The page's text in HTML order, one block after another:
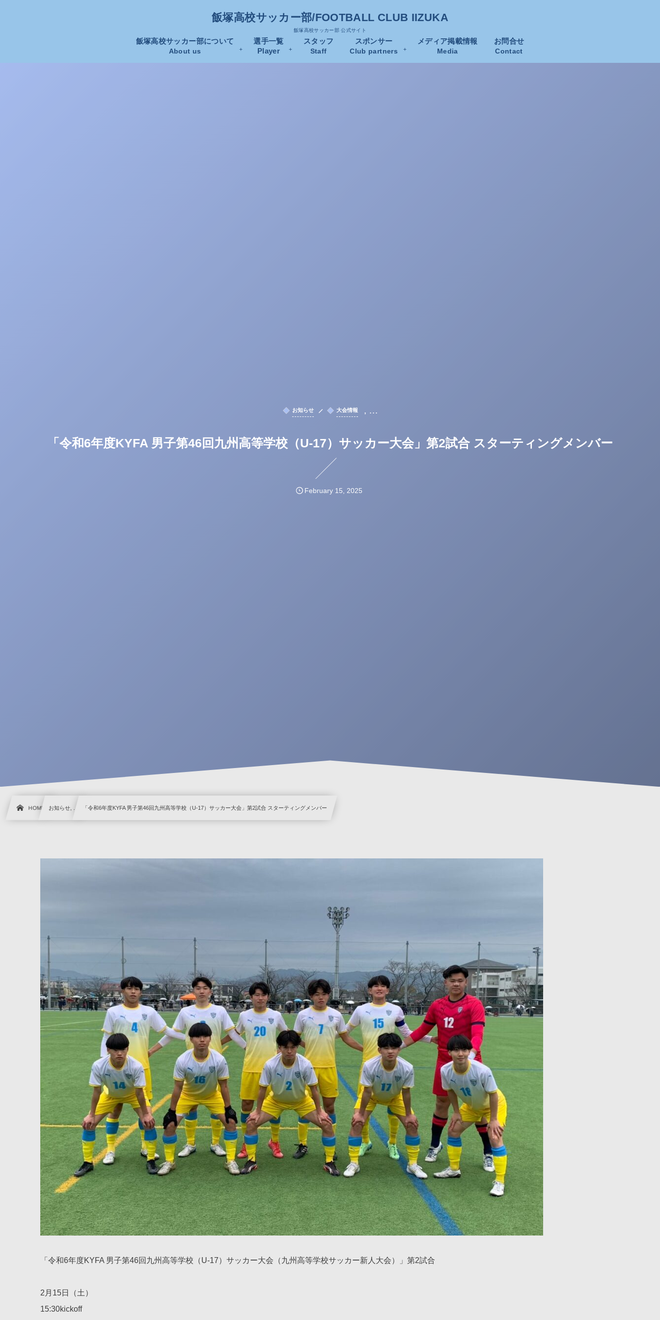
飯塚高校サッカー部/FOOTBALL CLUB IIZUKA
飯塚高校サッカー部 公式サイト
飯塚高校サッカー部について
About us
選手一覧
Player
スタッフ
Staff
スポンサー
Club partners
メディア掲載情報
Media
お問合せ
Contact
お知らせ 大会情報 , …
「令和6年度KYFA 男子第46回九州高等学校（U-17）サッカー大会」第2試合 スターティングメンバー
February 15,2025
HOME お知らせ, … 「令和6年度KYFA 男子第46回九州高等学校（U-17）サッカー大会」第2試合 スターティングメンバー
「令和6年度KYFA 男子第46回九州高等学校（U-17）サッカー大会（九州高等学校サッカー新人大会）」第2試合
2月15日（土）
15:30kickoff